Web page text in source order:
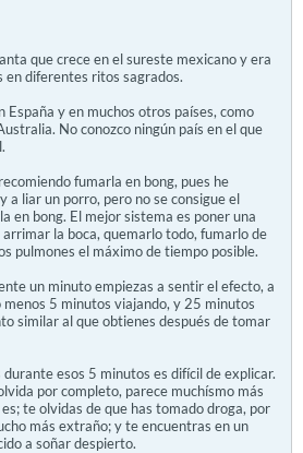
que crece en el sureste mexicano y era
en diferentes ritos sagrados.
España y en muchos otros países, como
No conozco ningún país en el que
fumarla en bong, pues he
a liar un porro, pero no se consigue el
en bong. El mejor sistema es poner una
arrimar la boca, quemarlo todo, fumarlo de
pulmones el máximo de tiempo posible.
un minuto empiezas a sentir el efecto, a
5 minutos viajando, y 25 minutos
similar al que obtienes después de tomar
esos 5 minutos es difícil de explicar.
por completo, parece muchísmo más
te olvidas de que has tomado droga, por
más extraño; y te encuentras en un
a soñar despierto.